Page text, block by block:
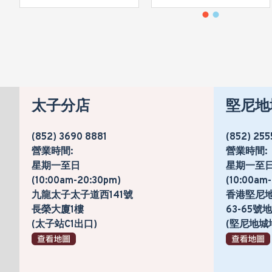
太子分店
(852) 3690 8881
營業時間:
星期一至日
(10:00am-20:30pm)
九龍太子太子道西141號
長榮大廈1樓
(太子站C1出口)
堅尼
(852)
營業時間:
星期一至
香港堅尼
63-65號
(堅尼地城